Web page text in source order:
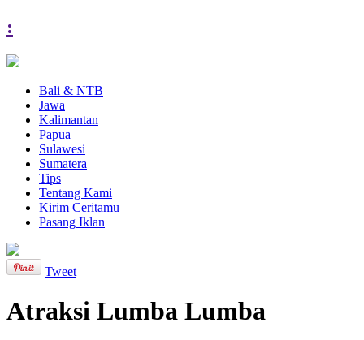
:
Bali & NTB
Jawa
Kalimantan
Papua
Sulawesi
Sumatera
Tips
Tentang Kami
Kirim Ceritamu
Pasang Iklan
Tweet
Atraksi Lumba Lumba